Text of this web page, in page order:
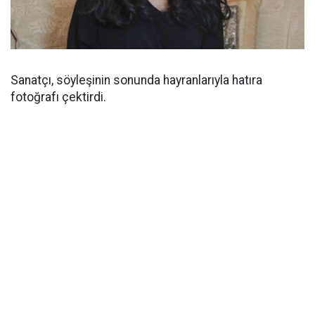
Sanatçı, söyleşinin sonunda hayranlarıyla hatıra
fotoğrafı çektirdi.